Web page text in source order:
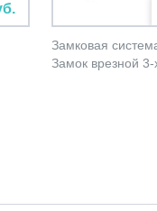
Замковая
Замок врезной